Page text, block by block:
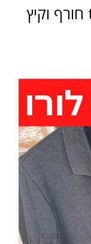
חורף וקיץ timberland מכירת חיסול